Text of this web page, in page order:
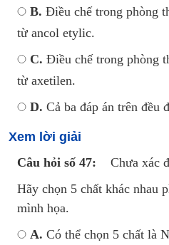
B. Điều chế trong phòng
từ ancol etylic.
C. Điều chế trong phòng
từ axetilen.
D. Cả ba đáp án trên đều
Xem lời giải
Câu hỏi số 47:
Chưa xác
Hãy chọn 5 chất khác nhau
mình họa.
A. Có thể chọn 5 chất là